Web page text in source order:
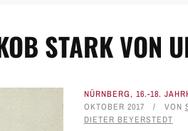
STARK VON
NÜRNBERG, 16.-18.
OKTOBER 2017
VON
DIETER BEYERSTEDT